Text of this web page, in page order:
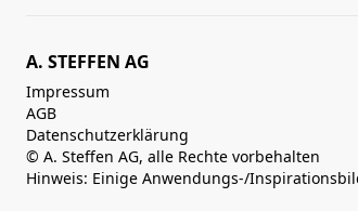
A. STEFFEN AG
Impressum
AGB
Datenschutzerklärung
© A. Steffen AG, alle Rechte vorbehalten
Hinweis: Einige Anwendungs-/